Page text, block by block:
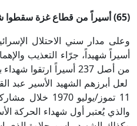
(65) أسيراً من قطاع غزة سقطوا شهداء بعد الاعتقال
أسيراً شهيداً، جرّاء التعذيب
لعل أبرزهم الشهيد الأسير عبد
11 تموز/يوليو
والذي يُعتبر أول شهداء الحركة